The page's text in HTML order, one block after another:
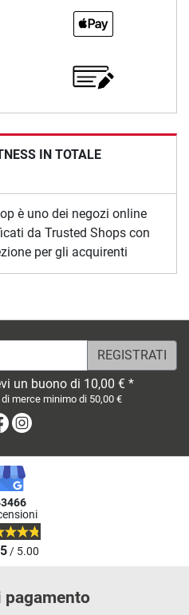
IN TOTALE
è uno dei negozi online
da Trusted Shops con
per gli acquirenti
un buono di 10,00 € *
merce minimo di 50,00 €
Facebook
/ 5.00
pagamento